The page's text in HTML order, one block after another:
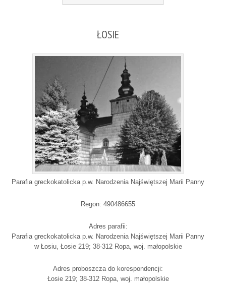
ŁOSIE
Parafia greckokatolicka p.w. Narodzenia Najświętszej Marii Panny
Regon: 490486655
Adres parafii:
Parafia greckokatolicka p.w. Narodzenia Najświętszej Marii Panny
w Łosiu, Łosie 219; 38-312 Ropa, woj. małopolskie
Adres proboszcza do korespondencji:
Łosie 219; 38-312 Ropa, woj. małopolskie